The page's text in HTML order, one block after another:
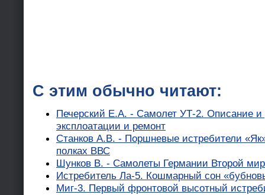
С этим обычно читают:
Печерский Е.А. - Самолет УТ-2. Описание и
эксплоатации и ремонт
Станков А.В. - Поршневые истребители
полках ВВС
Шунков В. - Самолеты Германии Второй
Истребитель Ла-5. Кошмарный сон
Миг-3. Первый фронтовой высотный